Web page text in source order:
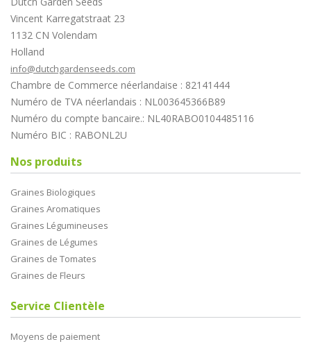
Vincent Karregatstraat 23
1132 CN Volendam
Holland
info@dutchgardenseeds.com
Chambre de Commerce néerlandaise : 82141444
Numéro de TVA néerlandais : NL003645366B89
Numéro du compte bancaire.: NL40RABO0104485116
Numéro BIC : RABONL2U
Nos produits
Graines Biologiques
Graines Aromatiques
Graines Légumineuses
Graines de Légumes
Graines de Tomates
Graines de Fleurs
Service Clientèle
Moyens de paiement